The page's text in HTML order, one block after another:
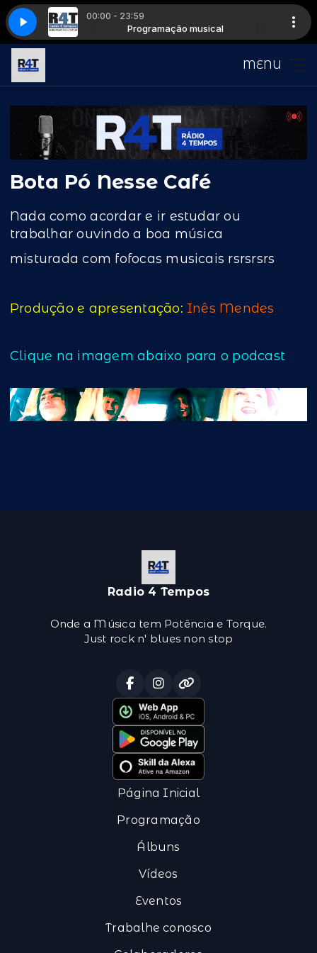
00:00 - 23:59
Programação musical
Number of the Beast Iron Maiden - The Number of the Beast
Programação musical
MENU
Bota Pó Nesse Café
Nada como acordar e ir estudar ou
trabalhar ouvindo a boa música
misturada com fofocas musicais rsrsrsrs
Produção e apresentação: Inês Mendes
Clique na imagem abaixo para o podcast
Radio 4 Tempos
Onde a Música tem Potência e Torque.
Just rock n' blues non stop
Página Inicial
Programação
Álbuns
Vídeos
Eventos
Trabalhe conosco